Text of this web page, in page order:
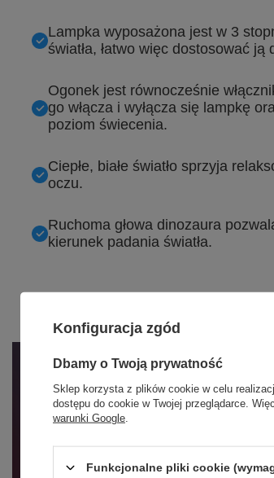
Lampka wyposażona jest w 3
światła, łatwo więc dostosować ją
Ogonek jest równocześnie
go włącza i wyłącza się lampkę
poziom świecenia.
Ciepłe, białe światło sprzyja
oczu.
Ruchoma głowa dinozaura
kierunek padania światła.
Konfiguracja zgód
Dbamy o Twoją prywatność
Sklep korzysta z plików cookie w celu
dostępu do cookie w Twojej przeglądarce.
warunki Google
Funkcjonalne pliki cookie